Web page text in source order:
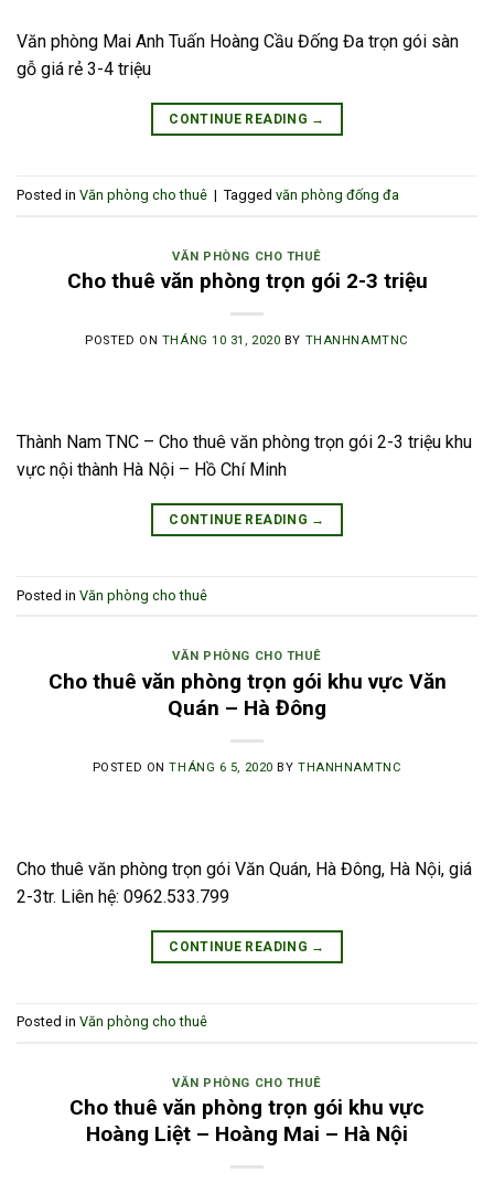
Văn phòng Mai Anh Tuấn Hoàng Cầu Đống Đa trọn gói sàn
gỗ giá rẻ 3-4 triệu
CONTINUE READING →
Posted in Văn phòng cho thuê | Tagged văn phòng đống đa
VĂN PHÒNG CHO THUÊ
Cho thuê văn phòng trọn gói 2-3 triệu
POSTED ON THÁNG 10 31, 2020 BY THANHNAMTNC
Thành Nam TNC – Cho thuê văn phòng trọn gói 2-3 triệu khu
vực nội thành Hà Nội – Hồ Chí Minh
CONTINUE READING →
Posted in Văn phòng cho thuê
VĂN PHÒNG CHO THUÊ
Cho thuê văn phòng trọn gói khu vực Văn
Quán – Hà Đông
POSTED ONTHÁNG 6 5, 2020 BYTHANHNAMTNC
Cho thuê văn phòng trọn gói Văn Quán, Hà Đông, Hà Nội, giá
2-3tr. Liên hệ: 0962.533.799
CONTINUE READING →
Posted in Văn phòng cho thuê
VĂN PHÒNG CHO THUÊ
Cho thuê văn phòng trọn gói khu vực
Hoàng Liệt – Hoàng Mai – Hà Nội